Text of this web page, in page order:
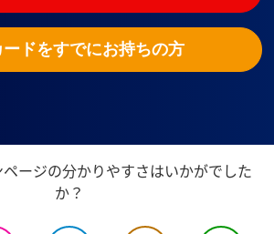
ドをすでにお持ちの方
ージの分かりやすさはいかがでした
か？